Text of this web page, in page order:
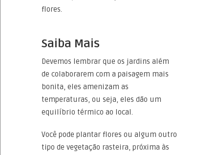
flores.
Saiba Mais
Devemos lembrar que os jardins além
de colaborarem com a paisagem mais
bonita, eles amenizam as
temperaturas, ou seja, eles dão um
equilíbrio térmico ao local.
Você pode plantar flores ou algum outro
tipo de vegetação rasteira, próxima às